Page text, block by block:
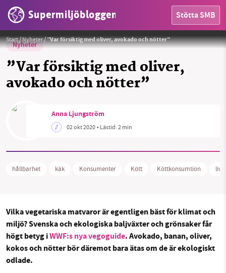
Supermiljöbloggen Stötta SMB
OMRÅDEN
OM OSS
Sök Sparade inlägg Tipsa oss
Facebook Instagram BlueSky
Start/Nyheter/”Var försiktig med oliver, avokado och nötter”
Nyheter
”Var försiktig med oliver,
avokado och nötter”
Foto:Daria Shevstova
Anna Ljungström
02 okt 2020• Lästid:2 min
hållbarhet käk Konsumenter Kött Köttkonsumtion
Vilka vegetariska matvaror är egentligen bäst för klimat och
miljö? Svenska och ekologiska baljväxter och grönsaker får
högt betyg iWWF:s nya vegoguide. Avokado, banan, oliver,
kokos och nötter bör däremot bara ätas om de är ekologiskt
odlade.